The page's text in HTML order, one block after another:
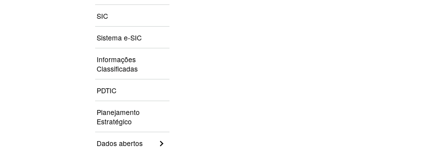
SIC
Sistema e-SIC
Informações
Classificadas
PDTIC
Planejamento
Estratégico
Dados abertos